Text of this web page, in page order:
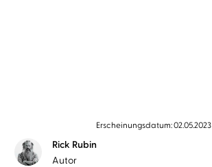
Erscheinungsdatum: 02.05.2023
Rick Rubin
Autor